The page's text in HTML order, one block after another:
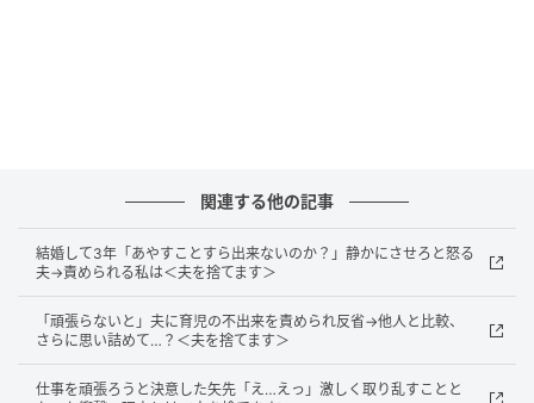
義母は以前から思い通りにならないと感情的になると
ころがあり、義父が亡くなってからはその傾向がさら
に強くなっているように感じていました。
そんな中、夫の単身赴任が決まり、私は義母と2人きり
の生活を送ることになりました。以前からの義母の性
格を思うと、不安しかありません。そして、その不安
関連する他の記事
結婚して3年「あやすことすら出来ないのか？」静かにさせろと怒る
夫→責められる私は＜夫を捨てます＞
「頑張らないと」夫に育児の不出来を責められ反省→他人と比較、
さらに思い詰めて…？＜夫を捨てます＞
仕事を頑張ろうと決意した矢先「え…えっ」激しく取り乱すことと